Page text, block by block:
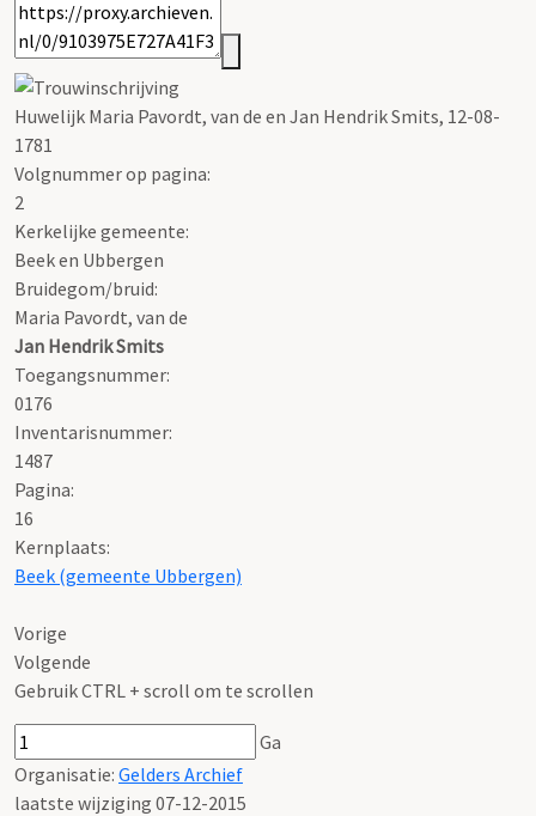
Huwelijk Maria Pavordt, van de en Jan Hendrik Smits, 12-08-
1781
Volgnummer op pagina:
2
Kerkelijke gemeente:
Beek en Ubbergen
Bruidegom/bruid:
Maria Pavordt, van de
Jan Hendrik Smits
Toegangsnummer:
0176
Inventarisnummer:
1487
Pagina:
16
Kernplaats:
Beek (gemeente Ubbergen)
Vorige
Volgende
Gebruik CTRL + scroll om te scrollen
Ga
Organisatie: Gelders Archief
laatste wijziging 07-12-2015